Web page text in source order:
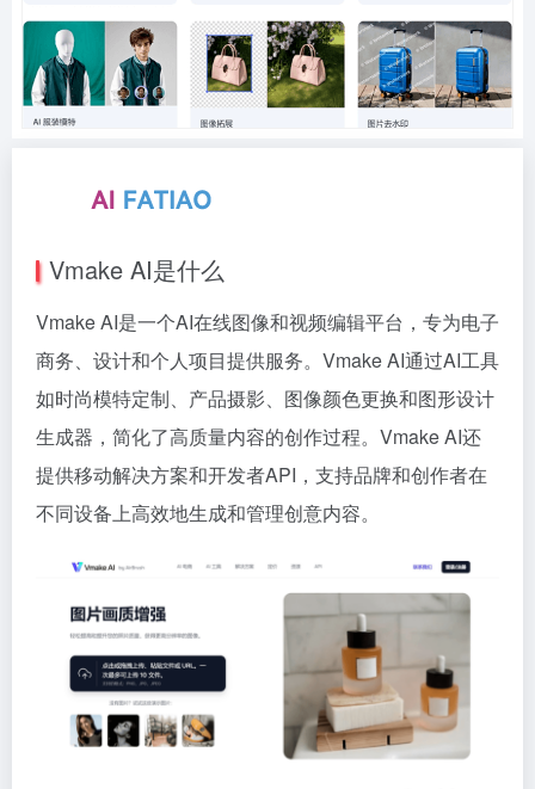
Vmake AI是什么
Vmake AI是一个AI在线图像和视频编辑平台，专为电子
商务、设计和个人项目提供服务。Vmake AI通过AI工具
如时尚模特定制、产品摄影、图像颜色更换和图形设计
生成器，简化了高质量内容的创作过程。Vmake AI还
提供移动解决方案和开发者API，支持品牌和创作者在
不同设备上高效地生成和管理创意内容。